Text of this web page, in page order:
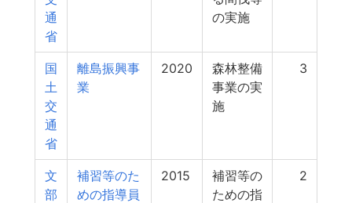
通
省
の実施
国
土
交
通
省
離島振興事
業
2020
森林整備
事業の実
施
3
文
部
補習等のた
めの指導員
2015
補習等の
ための指
2